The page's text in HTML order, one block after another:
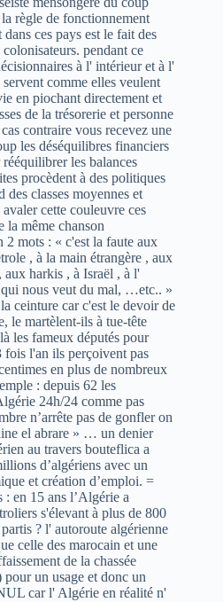
règle de fonctionnement
ces pays est le fait des
pendant ce
à l' intérieur et à l'
comme elles veulent
en piochant directement et
de la trésorerie et personne
contraire vous recevez une
les déséquilibres financiers
les balances
procèdent à des politiques
des classes moyennes et
cette couleuvre ces
la même chanson
2 mots : « c'est la faute aux
, à la main étrangère , aux
harkis , à Israël , à l'
nous veut du mal, …etc.. »
ceinture car c'est le devoir de
le martèlent-ils à tue-tête
les fameux députés pour
l'an ils perçoivent pas
en plus de nombreux
: depuis 62 les
24h/24 comme pas
n’arrête pas de gonfler on
el abrare » … un denier
au travers bouteflica a
d’algériens avec un
et création d’emploi. =
en 15 ans l’Algérie a
s'élevant à plus de 800
? l' autoroute algérienne
celle des marocain et une
de la chassée
un usage et donc un
car l' Algérie en réalité n'